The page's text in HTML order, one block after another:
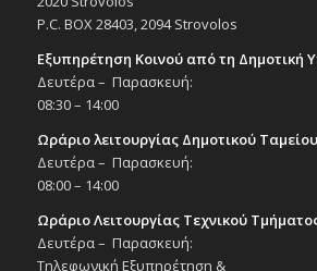
P.C. BOX 28403, 2094 Strovolos
Εξυπηρέτηση Κοινού από τη Δημοτική
Δευτέρα – Παρασκευή:
08:30 – 14:00
Ωράριο λειτουργίας Δημοτικού
Δευτέρα – Παρασκευή:
08:00 – 14:00
Ωράριο Λειτουργίας Τεχνικού
Δευτέρα – Παρασκευή:
Τηλεφωνική Εξυπηρέτηση &